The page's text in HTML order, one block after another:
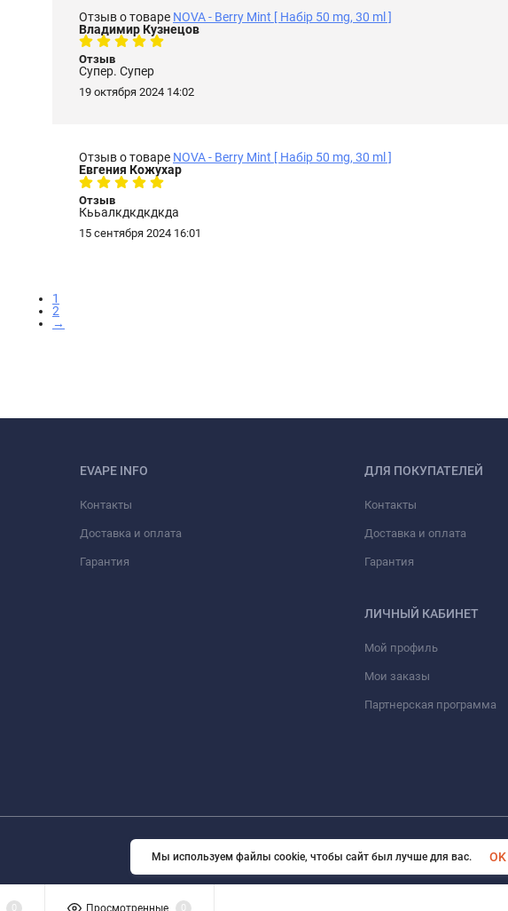
Отзыв о товаре NOVA - Berry Mint [ Набір 50 mg, 30 ml ]
Владимир Кузнецов
Отзыв
Супер. Супер
19 октября 2024 14:02
Отзыв о товаре NOVA - Berry Mint [ Набір 50 mg, 30 ml ]
Евгения Кожухар
Отзыв
Кььалкдкдкдкда
15 сентября 2024 16:01
1
2
→
EVAPE INFO
Контакты
Доставка и оплата
Гарантия
ДЛЯ ПОКУПАТЕЛЕЙ
Контакты
Доставка и оплата
Гарантия
ЛИЧНЫЙ КАБИНЕТ
Мой профиль
Мои заказы
Партнерская программа
© 2026 eVape. Все права защищены
0 Просмотренные 0
Мы используем файлы cookie, чтобы сайт был лучше для вас. OK